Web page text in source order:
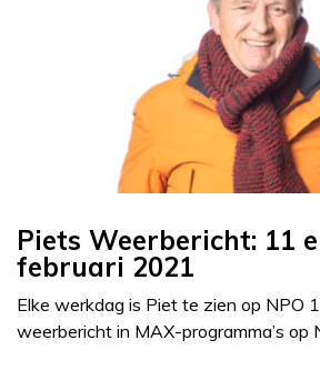
Piets Weerbericht: 11
februari 2021
Elke werkdag is Piet te zien op NPO
weerbericht in MAX-programma’s op